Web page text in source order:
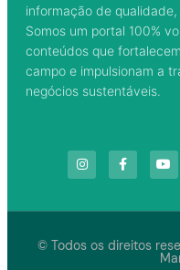
informação de
Somos um portal 100%
conteúdos que
campo e impulsionam a
negócios sustentáveis.
© Todos os direitos